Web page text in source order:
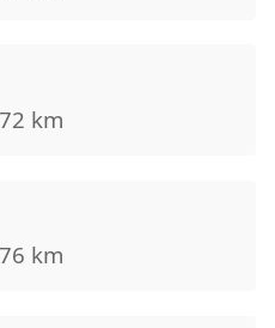
km
km